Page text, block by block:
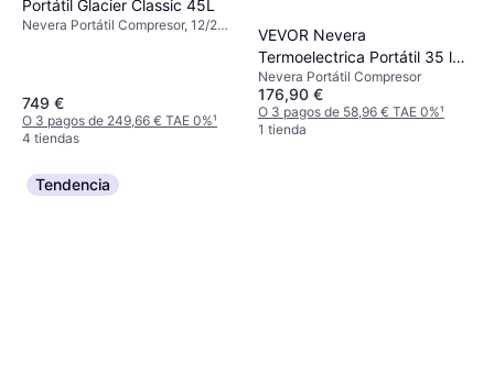
Portátil Glacier Classic 45L
Nevera Portátil Compresor, 12/24
749 €
O 3 pagos de 249,66 € TAE 0%¹
4 tiendas
VEVOR Nevera
Termoelectrica Portátil 35 l
Nevera de Viaje para Coche
Nevera Portátil Electrica de
Viaje para Coche Mini
Nevera Portátil Compresor
176,90 €
O 3 pagos de 58,96 € TAE 0%¹
1 tienda
Tendencia